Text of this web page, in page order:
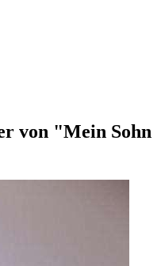
von "Mein Sohn